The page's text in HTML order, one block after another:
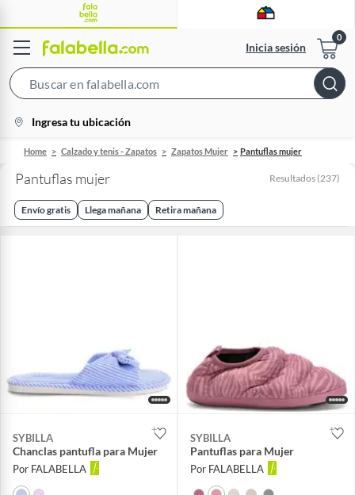
Inicia sesión
Bar
location-
icon
Ingresa tu ubicación
Home Calzado y tenis - Zapatos Zapatos Mujer Pantuflas mujer
Pantuflas mujer Resultados (237)
Envío gratis Llega mañana Retira mañana
SYBILLA
Chanclas pantufla para Mujer
Por FALABELLA
SYBILLA
Pantuflas para Mujer
Por FALABELLA